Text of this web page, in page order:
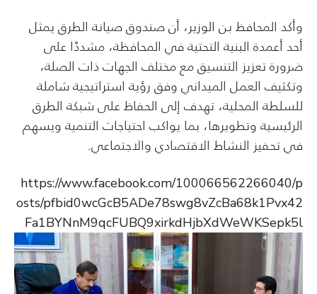
وأكد المحافظ بن الوزير، أن صندوق صيانة الطرق يمثل
أحد أعمدة البنية التحتية في المحافظة، مشددًا على
ضرورة تعزيز التنسيق مع مختلف الجهات ذات الصلة،
وتكثيف العمل الميداني وفق رؤية استراتيجية شاملة
للسلطة المحلية، تهدف إلى الحفاظ على شبكة الطرق
الرئيسية وتطويرها، بما يواكب احتياجات التنمية ويسهم
في تحفيز النشاط الاقتصادي والاجتماعي.
https://www.facebook.com/100066562266040/p
osts/pfbid0wcGcB5ADe78swg8vZcBa68k1Pvx42
Fa1BYNnM9qcFUBQ9xirkdHjbXdWeWKSepk5l